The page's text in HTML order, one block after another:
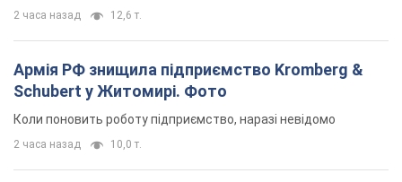
2 часа назад 12,6 т.
Армія РФ знищила підприємство Kromberg &
Schubert у Житомирі. Фото
Коли поновить роботу підприємство, наразі невідомо
2 часа назад 10,0 т.